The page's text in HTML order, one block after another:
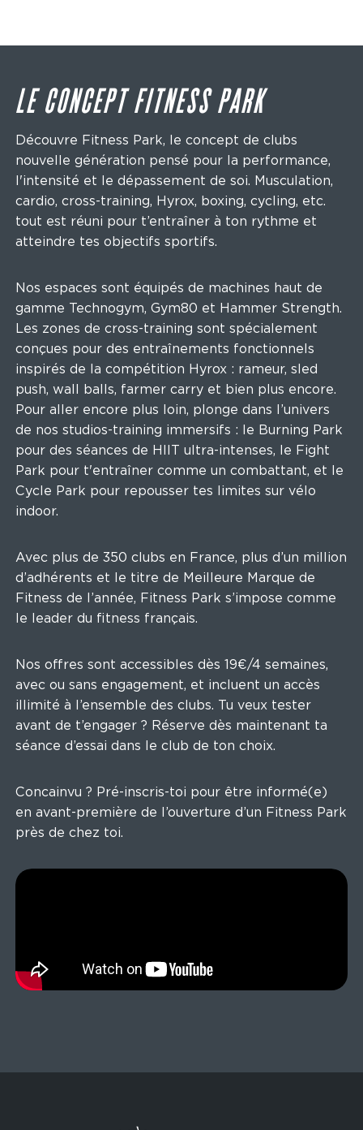
LE CONCEPT FITNESS PARK
Découvre Fitness Park, le concept de clubs
nouvelle génération pensé pour la performance,
l'intensité et le dépassement de soi. Musculation,
cardio, cross-training, Hyrox, boxing, cycling, etc.
tout est réuni pour t’entraîner à ton rythme et
atteindre tes objectifs sportifs.
Nos espaces sont équipés de machines haut de
gamme Technogym, Gym80 et Hammer Strength.
Les zones de cross-training sont spécialement
conçues pour des entraînements fonctionnels
inspirés de la compétition Hyrox : rameur, sled
push, wall balls, farmer carry et bien plus encore.
Pour aller encore plus loin, plonge dans l’univers
de nos studios-training immersifs : le Burning Park
pour des séances de HIIT ultra-intenses, le Fight
Park pour t'entraîner comme un combattant, et le
Cycle Park pour repousser tes limites sur vélo
indoor.
Avec plus de 350 clubs en France, plus d’un million
d’adhérents et le titre de Meilleure Marque de
Fitness de l’année, Fitness Park s’impose comme
le leader du fitness français.
Nos offres sont accessibles dès 19€/4 semaines,
avec ou sans engagement, et incluent un accès
illimité à l’ensemble des clubs. Tu veux tester
avant de t’engager ? Réserve dès maintenant ta
séance d’essai dans le club de ton choix.
Concainvu ? Pré-inscris-toi pour être informé(e)
en avant-première de l’ouverture d’un Fitness Park
près de chez toi.